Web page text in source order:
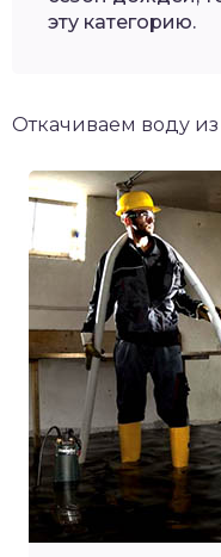
эту категорию.
Откачиваем воду из